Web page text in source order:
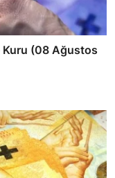
Kuru (08 Ağustos